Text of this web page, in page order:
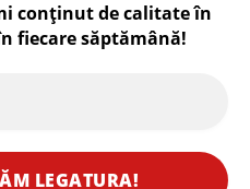
conținut de calitate în
fiecaresăptămână!